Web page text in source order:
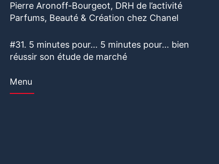
Pierre Aronoff-Bourgeot, DRH de l’activité
Parfums, Beauté & Création chez Chanel
#31. 5 minutes pour… 5 minutes pour… bien
réussir son étude de marché
Menu